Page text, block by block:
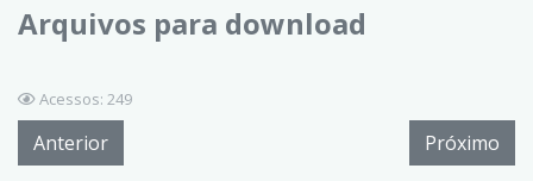
Arquivos para download
Acessos: 249
Anterior Próximo